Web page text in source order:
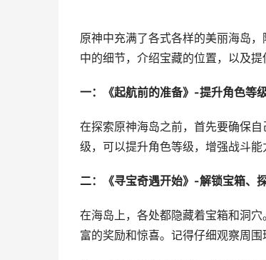
原神中充满了各式各样的美丽海岛
中的细节，介绍宝藏的位置，以及
一：《起航前的准备》-提升角色等
在探索原神海岛之前，首先要确保
级，可以提升角色等级，增强战斗
二：《寻宝奇遇开始》-解锁宝箱、
在海岛上，各处都隐藏着宝箱和洞
富的奖励和惊喜。记得仔细观察周